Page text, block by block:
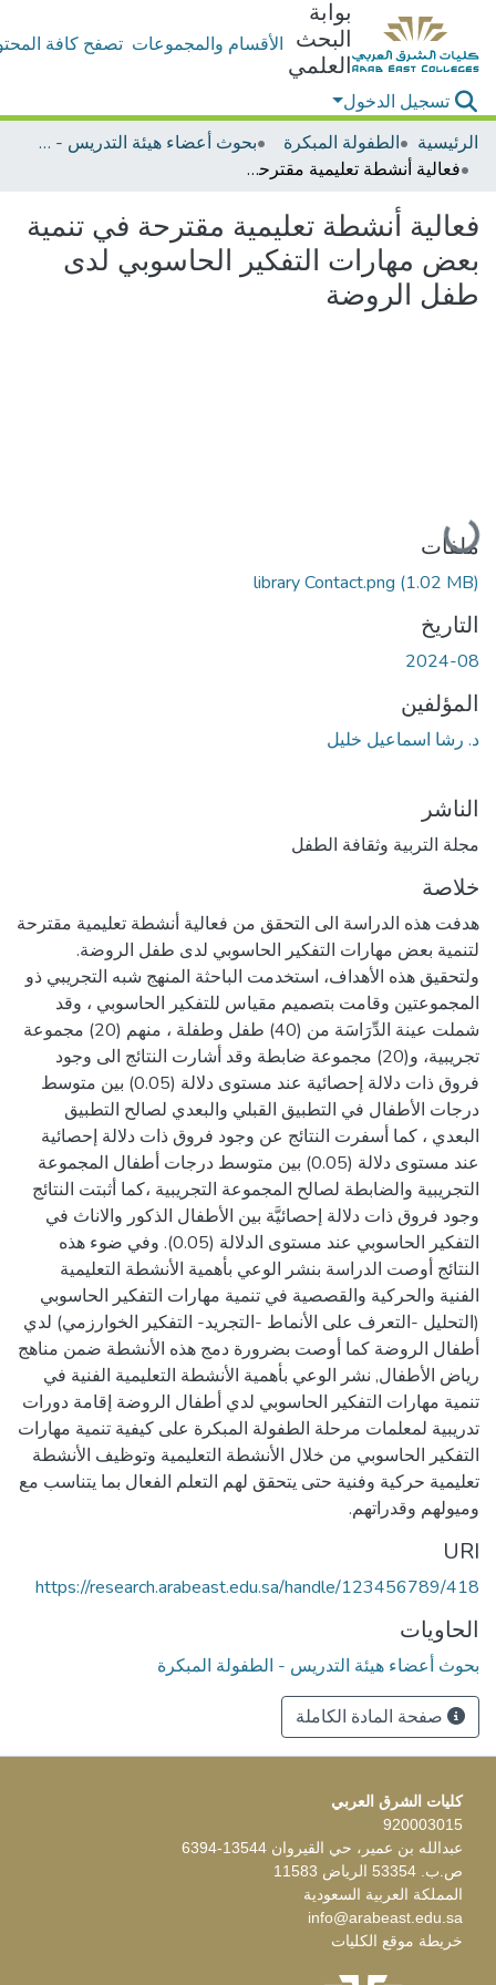
بوابة
البحث
العلمي
الأقسام والمجموعات تصفح كافة
تسجيل الدخول
الرئيسية
الطفولة المبكرة
بحوث أعضاء هيئة التدريس - الطفولة المبكرة
فعالية أنشطة تعليمية مقترحة في تنمية بعض مهارات التفكير الحاسوبي لدى طفل الروضة
فعالية أنشطة تعليمية مقترحة في تنمية
بعض مهارات التفكير الحاسوبي لدى
طفل الروضة
جاري التحميل...
ملفات
library Contact.png (1.02 MB)
التاريخ
2024-08
المؤلفين
د. رشا اسماعيل خليل
الناشر
مجلة التربية وثقافة الطفل
خلاصة
هدفت هذه الدراسة الى التحقق من فعالية أنشطة تعليمية مقترحة
لتنمية بعض مهارات التفكير الحاسوبي لدى طفل الروضة.
ولتحقيق هذه الأهداف، استخدمت الباحثة المنهج شبه التجريبي ذو
المجموعتين وقامت بتصميم مقياس للتفكير الحاسوبي ، وقد
شملت عينة الدِّرَاسَة من (40) طفل وطفلة ، منهم (20) مجموعة
تجريبية، و(20) مجموعة ضابطة وقد أشارت النتائج الى وجود
فروق ذات دلالة إحصائية عند مستوى دلالة (0.05) بين متوسط
درجات الأطفال في التطبيق القبلي والبعدي لصالح التطبيق
البعدي ، كما أسفرت النتائج عن وجود فروق ذات دلالة إحصائية
عند مستوى دلالة (0.05) بين متوسط درجات أطفال المجموعة
التجريبية والضابطة لصالح المجموعة التجريبية ،كما أثبتت النتائج
وجود فروق ذات دلالة إحصائيَّة بين الأطفال الذكور والاناث في
التفكير الحاسوبي عند مستوى الدلالة (0.05). وفي ضوء هذه
النتائج أوصت الدراسة بنشر الوعي بأهمية الأنشطة التعليمية
الفنية والحركية والقصصية في تنمية مهارات التفكير الحاسوبي
(التحليل -التعرف على الأنماط -التجريد- التفكير الخوارزمي) لدي
أطفال الروضة كما أوصت بضرورة دمج هذه الأنشطة ضمن مناهج
رياض الأطفال, نشر الوعي بأهمية الأنشطة التعليمية الفنية في
تنمية مهارات التفكير الحاسوبي لدي أطفال الروضة إقامة دورات
تدريبية لمعلمات مرحلة الطفولة المبكرة على كيفية تنمية مهارات
التفكير الحاسوبي من خلال الأنشطة التعليمية وتوظيف الأنشطة
تعليمية حركية وفنية حتى يتحقق لهم التعلم الفعال بما يتناسب مع
وميولهم وقدراتهم.
URI
https://research.arabeast.edu.sa/handle/123456789/418
الحاويات
بحوث أعضاء هيئة التدريس - الطفولة المبكرة
صفحة المادة الكاملة
كليات الشرق العربي
920003015
عبدالله بن عمير، حي القيروان 13544-6394
ص.ب. 53354 الرياض 11583
المملكة العربية السعودية
info@arabeast.edu.sa
خريطة موقع الكليات